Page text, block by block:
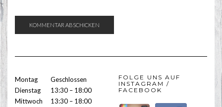
Montag
Geschlossen
Dienstag
13:30 – 18:00
Mittwoch
13:30 – 18:00
FOLGE UNS AUF
INSTAGRAM /
FACEBOOK